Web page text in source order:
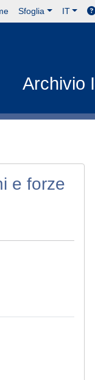
Sfoglia IT
Archivio
e forze